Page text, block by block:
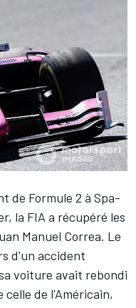
de Formule 2 à Spa-
la FIA a récupéré les
Manuel Correa. Le
d'un accident
voiture avait rebondi
de l'Américain,